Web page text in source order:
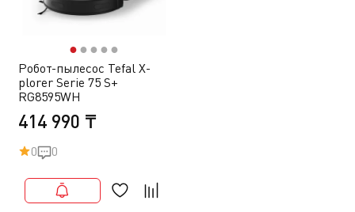
●● ● ● ●
Робот-пылесос Tefal X-
plorer Serie 75 S+
RG8595WH
414 990 ₸
0 0